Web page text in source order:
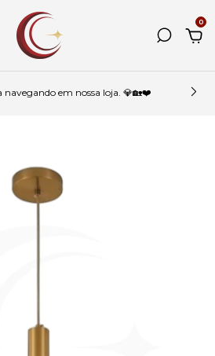
0
navegando em nossa loja. 💎🏡❤️